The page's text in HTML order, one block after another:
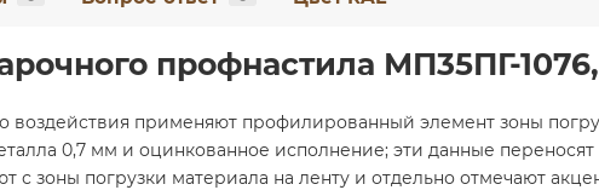
профнастила МП35ПГ-
воздействия применяют профилированный элемент зоны
0,7 мм и оцинкованное исполнение; эти данные
зоны погрузки материала на ленту и отдельно отмечают